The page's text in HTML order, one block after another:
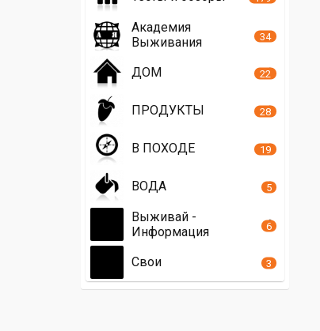
Академия
Выживания
34
ДОМ 22
ПРОДУКТЫ 28
В ПОХОДЕ 19
ВОДА 5
Выживай -
Информация
6
Свои 3